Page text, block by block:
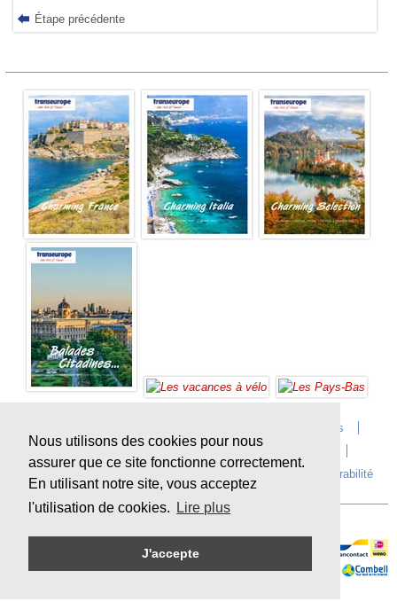
Nous utilisons des cookies pour nous
assurer que ce site fonctionne correctement.
En utilisant notre site, vous acceptez
l'utilisation de cookies.
Lire plus
J'accepte
Étape précédente
Postes vacants
Conditions de voyage
Durabilité
Paiement en ligne sécurisé